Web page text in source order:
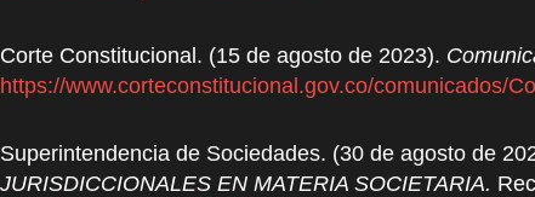
Corte Constitucional. (15 de agosto de 2023).
https://www.corteconstitucional.gov.co/comunicados/
Superintendencia de Sociedades. (30 de agosto de
JURISDICCIONALES EN MATERIA SOCIETARIA.